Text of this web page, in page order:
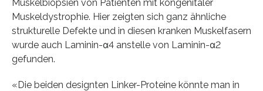
Muskelbiopsien von Patienten mit kongenitaler
Muskeldystrophie. Hier zeigten sich ganz ähnliche
strukturelle Defekte und in diesen kranken Muskelfasern
wurde auch Laminin-α4 anstelle von Laminin-α2
gefunden.
«Die beiden designten Linker-Proteine könnte man in